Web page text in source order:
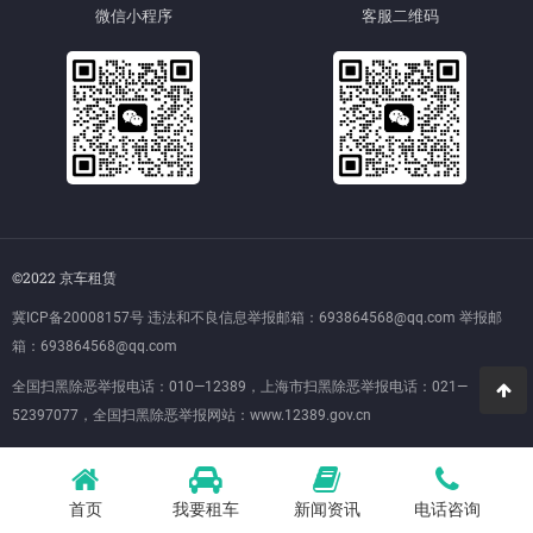
微信小程序 客服二维码
©2022 京车租赁
冀ICP备20008157号 违法和不良信息举报邮箱：693864568@qq.com 举报邮
箱：693864568@qq.com
全国扫黑除恶举报电话：010—12389，上海市扫黑除恶举报电话：021—
52397077，全国扫黑除恶举报网站： www.12389.gov.cn
首页 我要租车 新闻资讯 电话咨询